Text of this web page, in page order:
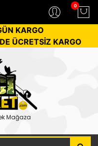
0
KARGO
ÜCRETSİZ KARGO
Mağaza